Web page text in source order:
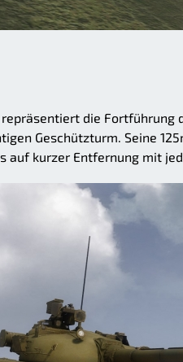
die Fortführung
Geschützturm. Seine
auf kurzer Entfernung mit